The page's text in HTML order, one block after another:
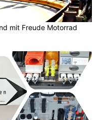
mit Freude Motorrad